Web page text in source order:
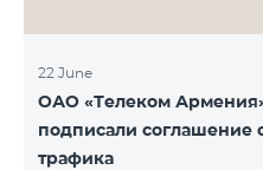
22 June
ОАО «Телеком
подписали соглашение
трафика